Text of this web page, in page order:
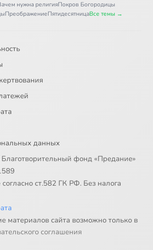
нужна религияПокров Богородицы
ПреображениеПятидесятницаВсе темы →
данных
фонд «Предание»
ст.582 ГК РФ. Без налога
материалов сайта возможно только в
соглашения